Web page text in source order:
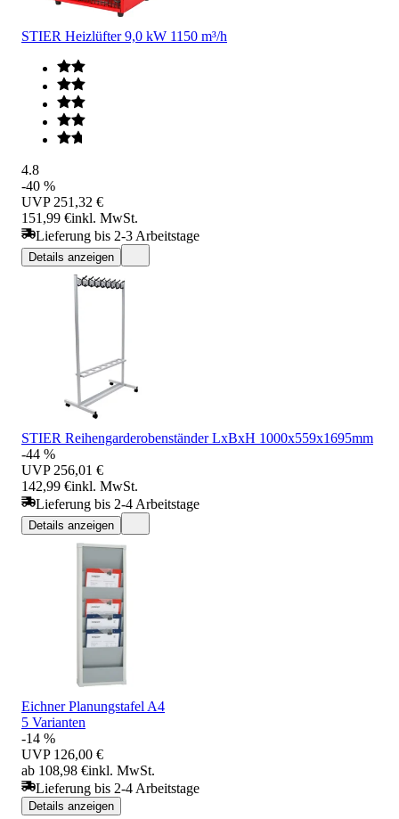
STIER Heizlüfter 9,0 kW 1150 m³/h
4.8
-40 %
UVP 251,32 €
151,99 €inkl. MwSt.
Lieferung bis 2-3 Arbeitstage
Details anzeigen
STIER Reihengarderobenständer LxBxH 1000x559x1695mm
-44 %
UVP 256,01 €
142,99 €inkl. MwSt.
Lieferung bis 2-4 Arbeitstage
Details anzeigen
Eichner Planungstafel A4
5 Varianten
-14 %
UVP 126,00 €
ab 108,98 €inkl. MwSt.
Lieferung bis 2-4 Arbeitstage
Details anzeigen